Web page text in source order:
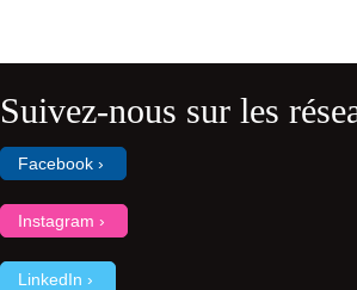
Suivez-nous sur les
Facebook
Instagram
LinkedIn